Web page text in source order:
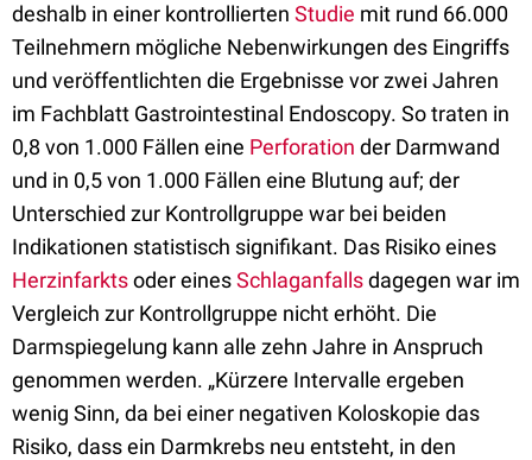
deshalb in einer kontrollierten Studie mit rund 66.000
Teilnehmern mögliche Nebenwirkungen des Eingriffs
und veröffentlichten die Ergebnisse vor zwei Jahren
im Fachblatt Gastrointestinal Endoscopy. So traten in
0,8 von 1.000 Fällen eine Perforation der Darmwand
und in 0,5 von 1.000 Fällen eine Blutung auf; der
Unterschied zur Kontrollgruppe war bei beiden
Indikationen statistisch signifikant. Das Risiko eines
Herzinfarktsoder einesSchlaganfallsdagegen war im
Vergleich zur Kontrollgruppe nicht erhöht. Die
Darmspiegelung kann alle zehn Jahre in Anspruch
genommen werden. „Kürzere Intervalle ergeben
wenig Sinn, da bei einer negativen Koloskopie das
Risiko, dass ein Darmkrebs neu entsteht, in den